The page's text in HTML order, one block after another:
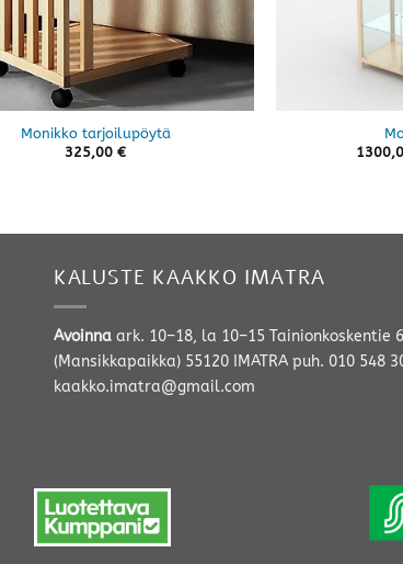
Monikko tarjoilupöytä
325,00 €
KALUSTE KAAKKO IMATRA
Avoinnaark. 10–18, la 10–15 Tainionkoskentie
(Mansikkapaikka) 55120 IMATRA puh. 010 548
kaakko.imatra@gmail.com